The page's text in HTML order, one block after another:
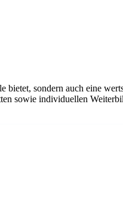
sondern auch eine
sowie individuellen